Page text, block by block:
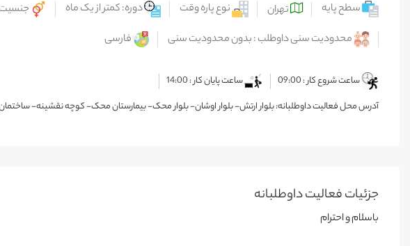
سطح پایه تهران نوع پاره وقت دوره: کمتر از یک ماه
محدودیت سنی داوطلب : بدون محدودیت سنی
فارسی
ساعت شروع کار : 09:00
ساعت پایان کار : 14:00
آدرس محل فعالیت داوطلبانه: بلوار ارتش- بلوار اوشان- بلوار محک- بیمارستان محک- کوچه نقشینه- ساختمان
جزئیات فعالیت‌ داوطلبانه
باسلام و احترام